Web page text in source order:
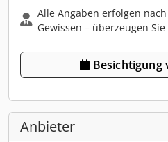
Alle Angaben erfolgen
Gewissen – überzeugen
Besichtigung
Anbieter